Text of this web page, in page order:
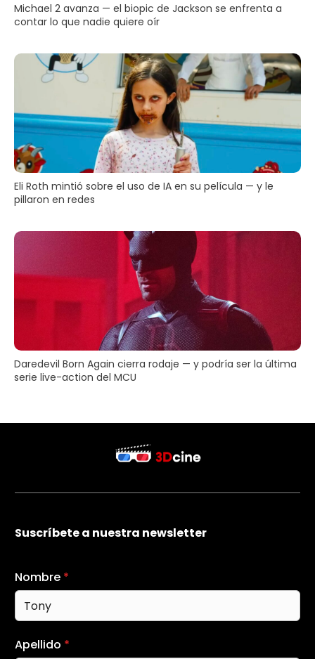
Michael 2 avanza — el biopic de Jackson se enfrenta a
contar lo que nadie quiere oír
Eli Roth mintió sobre el uso de IA en su película — y le
pillaron en redes
Daredevil Born Again cierra rodaje — y podría ser la última
serie live-action del MCU
Suscríbete a nuestra newsletter
Nombre *
Apellido *